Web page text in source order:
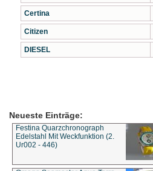
Certina
Citizen
DIESEL
Neueste Einträge:
Festina Quarzchronograph
Edelstahl Mit Weckfunktion (2.
Ur002 - 446)